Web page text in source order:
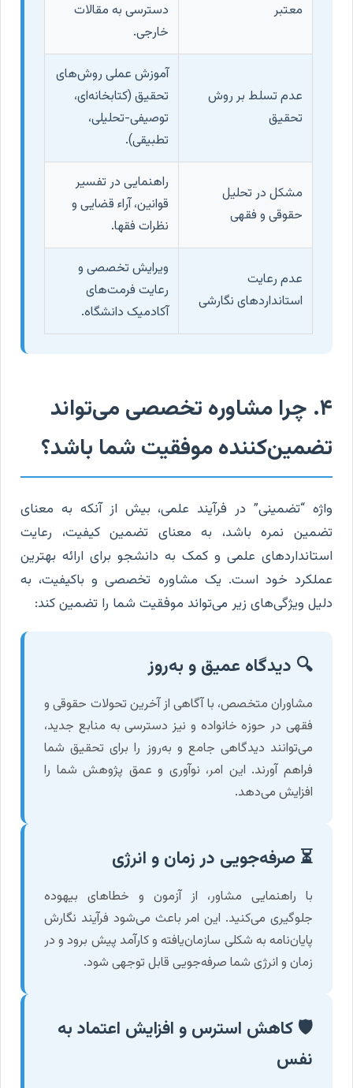
معتبر
دسترسی به مقالات
خارجی.
عدم تسلط بر روش
تحقیق
آموزش عملی روش‌های
تحقیق (کتابخانه‌ای،
توصیفی-تحلیلی،
تطبیقی).
مشکل در تحلیل
حقوقی و فقهی
راهنمایی در تفسیر
قوانین، آراء قضایی و
نظرات فقها.
عدم رعایت
استاندارد‌های نگارشی
ویرایش تخصصی و
رعایت فرمت‌های
آکادمیک دانشگاه.
۴. چرا مشاوره تخصصی می‌تواند
تضمین‌کننده موفقیت شما باشد؟
واژه “تضمینی” در فرآیند علمی، بیش از آنکه به معنای
تضمین نمره باشد، به معنای تضمین کیفیت، رعایت
استانداردهای علمی و کمک به دانشجو برای ارائه بهترین
عملکرد خود است. یک مشاوره تخصصی و باکیفیت، به
دلیل ویژگی‌های زیر می‌تواند موفقیت شما را تضمین کند:
🔍 دیدگاه عمیق و به‌روز
مشاوران متخصص، با آگاهی از آخرین تحولات حقوقی و
فقهی در حوزه خانواده و نیز دسترسی به منابع جدید،
می‌توانند دیدگاهی جامع و به‌روز را برای تحقیق شما
فراهم آورند. این امر، نوآوری و عمق پژوهش شما را
افزایش می‌دهد.
⏳ صرفه‌جویی در زمان و انرژی
با راهنمایی مشاور، از آزمون و خطاهای بیهوده
جلوگیری می‌کنید. این امر باعث می‌شود فرآیند نگارش
پایان‌نامه به شکلی سازمان‌یافته و کارآمد پیش برود و در
زمان و انرژی شما صرفه‌جویی قابل توجهی شود.
🛡️ کاهش استرس و افزایش اعتماد به
نفس